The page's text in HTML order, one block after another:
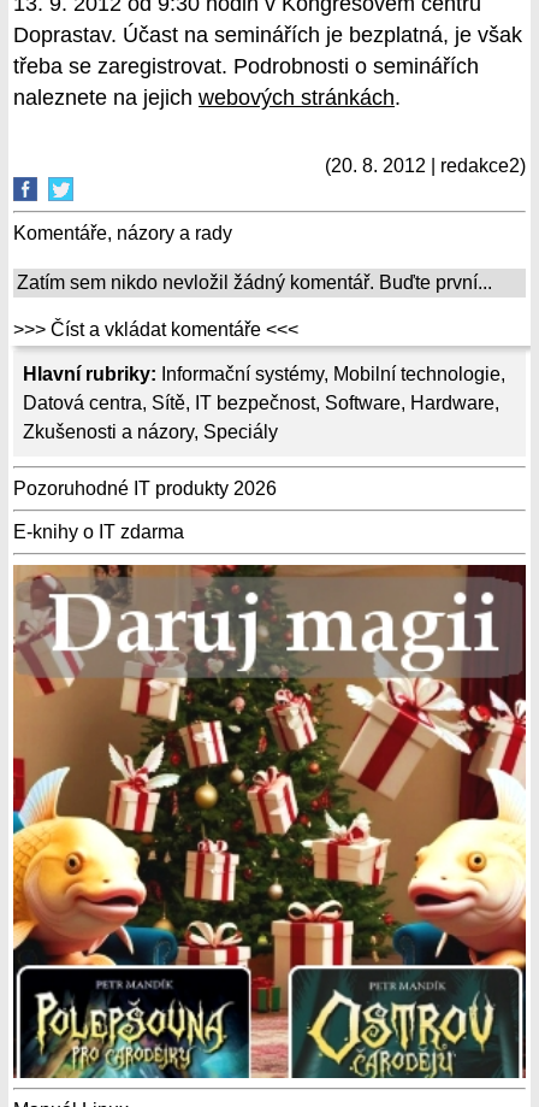
Hlavní rubriky: Informační systémy, Mobilní technologie,
Datová centra, Sítě, IT bezpečnost, Software, Hardware,
Zkušenosti a názory, Speciály
Pozoruhodné IT produkty 2026
E-knihy o IT zdarma
Doprastav. Účast na seminářích je bezplatná, je však
třeba se zaregistrovat. Podrobnosti o seminářích
naleznete na jejich webových stránkách.
(20. 8. 2012 | redakce2)
Komentáře, názory a rady
Zatím sem nikdo nevložil žádný komentář. Buďte první...
>>> Číst a vkládat komentáře <<<